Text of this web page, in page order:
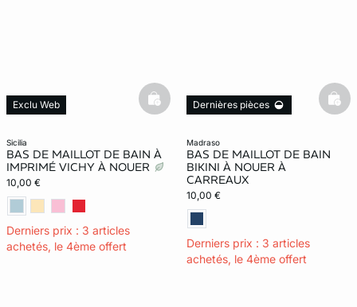
sicilia
BAS DE MAILLOT DE BAIN À
IMPRIMÉ VICHY À NOUER
10,00 €
Derniers prix : 3 articles
achetés, le 4ème offert
Exclu Web
basketfull
madraso
BAS DE MAILLOT DE BAIN
BIKINI À NOUER À
CARREAUX
10,00 €
Derniers prix : 3 articles
achetés, le 4ème offert
Dernières pièces